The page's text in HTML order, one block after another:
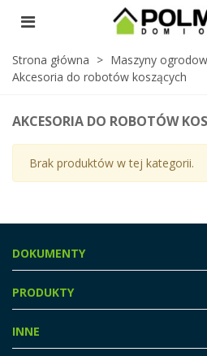
Strona główna > Maszyny
Akcesoria do robotów koszących
AKCESORIA DO ROBOTÓW
Brak produktów w tej kategorii.
DOKUMENTY
PRODUKTY
INNE